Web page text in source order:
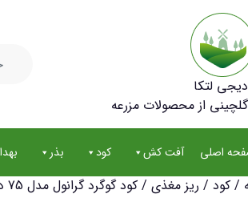
دیجی لتکا
گلچینی از محصولات مزرعه
اصلی آفت کش کود بذر
/ کود / ریز مغذی / کود گوگرد گرانول مدل 75 درصد بنتونیت دار وزن 1 کیلوگرم